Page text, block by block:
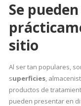
Se
sitio
Al ser tan populares,
superficies,
productos de
pueden presentar en